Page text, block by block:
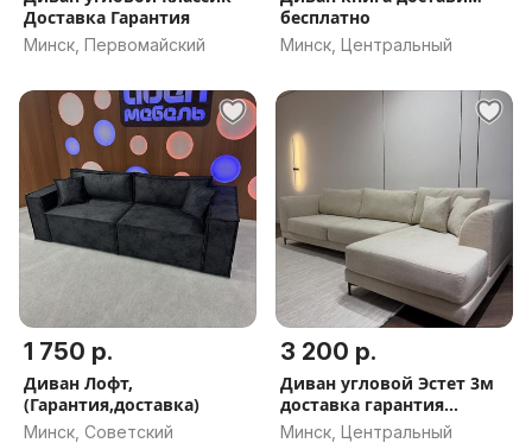
Доставка Гарантия
Минск, Первомайский
бесплатно
Минск, Центральный
1 750 р.
Диван Лофт,
(Гарантия,доставка)
Минск, Советский
3 200 р.
Диван угловой Эстет 3м
доставка гарантия
рассрочка
Минск, Центральный